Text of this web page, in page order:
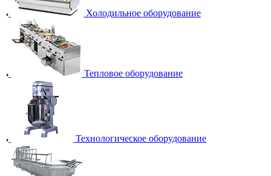
Холодильное оборудование
Тепловое оборудование
Технологическое оборудование